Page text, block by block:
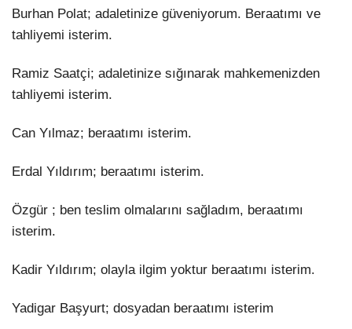
Burhan Polat; adaletinize güveniyorum. Beraatımı ve
tahliyemi isterim.
Ramiz Saatçi; adaletinize sığınarak mahkemenizden
tahliyemi isterim.
Can Yılmaz; beraatımı isterim.
Erdal Yıldırım; beraatımı isterim.
Özgür ; ben teslim olmalarını sağladım, beraatımı
isterim.
Kadir Yıldırım; olayla ilgim yoktur beraatımı isterim.
Yadigar Başyurt; dosyadan beraatımı isterim